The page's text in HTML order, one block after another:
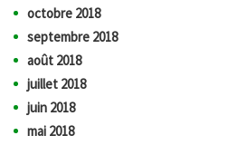
octobre 2018
septembre 2018
août 2018
juillet 2018
juin 2018
mai 2018